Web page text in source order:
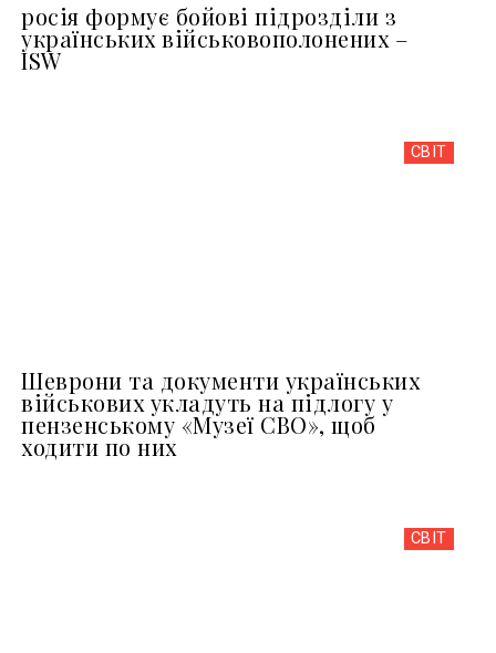
росія формує бойові підрозділи з
українських військовополонених –
ISW
СВІТ
Шеврони та документи українських
військових укладуть на підлогу у
пензенському «Музеї СВО», щоб
ходити по них
СВІТ